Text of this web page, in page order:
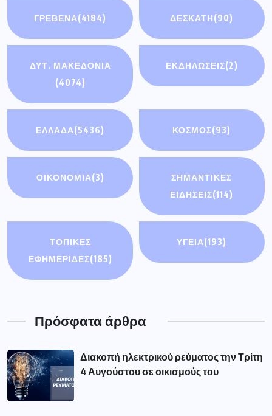
ΓΡΕΒΕΝΑ(4184) ΔΕΣΚΑΤΗ(90)
ΔΥΤ. ΜΑΚΕΔΟΝΙΑ
(4074)
ΕΚΔΗΛΩΣΕΙΣ(2)
ΕΛΛΑΔΑ(5436) ΚΟΣΜΟΣ(93)
ΟΙΚΟΝΟΜΊΑ(3)
ΣΗΜΑΝΤΙΚΈΣ
ΕΙΔΉΣΕΙΣ(114)
ΤΟΠΙΚΕΣ
ΕΦΗΜΕΡΙΔΕΣ(185)
ΥΓΕΙΑ(193)
Πρόσφατα άρθρα
Διακοπή ηλεκτρικού ρεύματος την Τρίτη
4 Αυγούστου σε οικισμούς του